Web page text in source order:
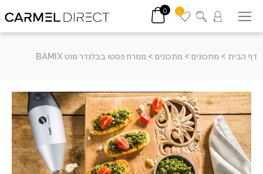
0
0
דף הבית > מתכונים > מתכונים > ממרח פסטו בבלנדר מוט BAMIX